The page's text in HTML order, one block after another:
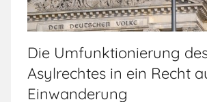
Die Umfunktionierung
Asylrechtes in ein Recht
Einwanderung